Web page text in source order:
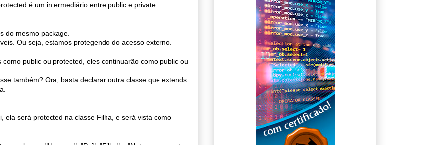
é um intermediário entre public e private.
do mesmo package.
Ou seja, estamos protegendo do acesso externo.
public ou protected, eles continuarão como public ou
também? Ora, basta declarar outra classe que extends
ela será protected na classe Filha, e será vista como